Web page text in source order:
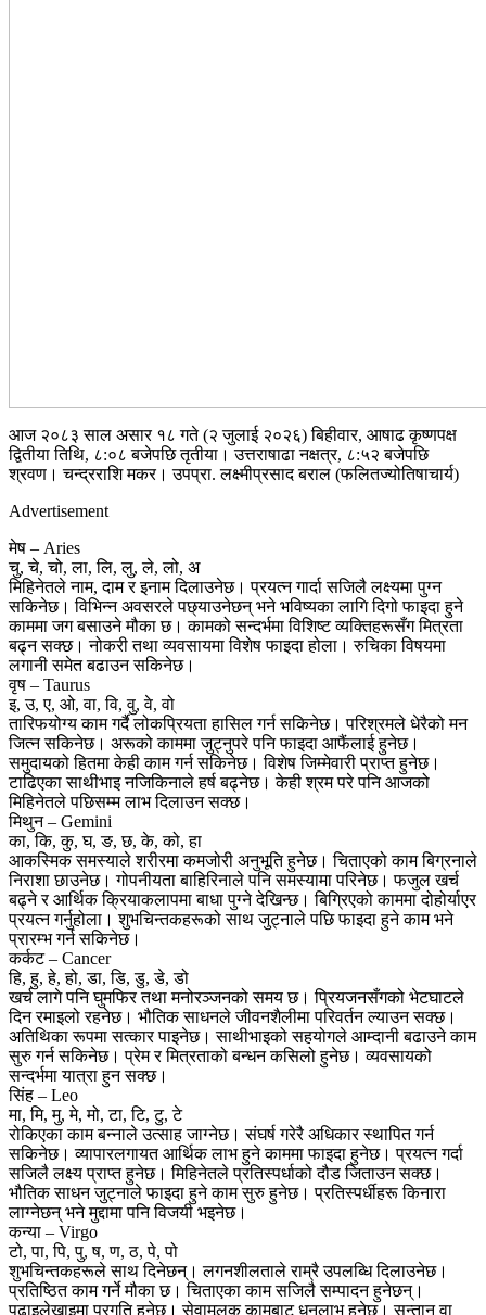
आज २०८३ साल असार १८ गते (२ जुलाई २०२६) बिहीवार, आषाढ कृष्णपक्ष
द्वितीया तिथि, ८:०८ बजेपछि तृतीया। उत्तराषाढा नक्षत्र, ८:५२ बजेपछि
श्रवण। चन्द्रराशि मकर। उपप्रा. लक्ष्मीप्रसाद बराल (फलितज्योतिषाचार्य)
Advertisement
मेष – Aries
चु, चे, चो, ला, लि, लु, ले, लो, अ
मिहिनेतले नाम, दाम र इनाम दिलाउनेछ। प्रयत्न गार्दा सजिलै लक्ष्यमा पुग्न
सकिनेछ। विभिन्न अवसरले पछ्याउनेछन् भने भविष्यका लागि दिगो फाइदा हुने
काममा जग बसाउने मौका छ। कामको सन्दर्भमा विशिष्ट व्यक्तिहरूसँग मित्रता
बढ्न सक्छ। नोकरी तथा व्यवसायमा विशेष फाइदा होला। रुचिका विषयमा
लगानी समेत बढाउन सकिनेछ।
वृष – Taurus
इ, उ, ए, ओ, वा, वि, वु, वे, वो
तारिफयोग्य काम गर्दै लोकप्रियता हासिल गर्न सकिनेछ। परिश्रमले धेरैको मन
जित्न सकिनेछ। अरूको काममा जुट्नुपरे पनि फाइदा आफैंलाई हुनेछ।
समुदायको हितमा केही काम गर्न सकिनेछ। विशेष जिम्मेवारी प्राप्त हुनेछ।
टाढिएका साथीभाइ नजिकिनाले हर्ष बढ्नेछ। केही श्रम परे पनि आजको
मिहिनेतले पछिसम्म लाभ दिलाउन सक्छ।
मिथुन – Gemini
का, कि, कु, घ, ङ, छ, के, को, हा
आकस्मिक समस्याले शरीरमा कमजोरी अनुभूति हुनेछ। चिताएको काम बिग्रनाले
निराशा छाउनेछ। गोपनीयता बाहिरिनाले पनि समस्यामा परिनेछ। फजुल खर्च
बढ्ने र आर्थिक क्रियाकलापमा बाधा पुग्ने देखिन्छ। बिग्रिएको काममा दोहोर्याएर
प्रयत्न गर्नुहोला। शुभचिन्तकहरूको साथ जुट्नाले पछि फाइदा हुने काम भने
प्रारम्भ गर्न सकिनेछ।
कर्कट – Cancer
हि, हु, हे, हो, डा, डि, डु, डे, डो
खर्च लागे पनि घुमफिर तथा मनोरञ्जनको समय छ। प्रियजनसँगको भेटघाटले
दिन रमाइलो रहनेछ। भौतिक साधनले जीवनशैलीमा परिवर्तन ल्याउन सक्छ।
अतिथिका रूपमा सत्कार पाइनेछ। साथीभाइको सहयोगले आम्दानी बढाउने काम
सुरु गर्न सकिनेछ। प्रेम र मित्रताको बन्धन कसिलो हुनेछ। व्यवसायको
सन्दर्भमा यात्रा हुन सक्छ।
सिंह – Leo
मा, मि, मु, मे, मो, टा, टि, टु, टे
रोकिएका काम बन्नाले उत्साह जाग्नेछ। संघर्ष गरेरै अधिकार स्थापित गर्न
सकिनेछ। व्यापारलगायत आर्थिक लाभ हुने काममा फाइदा हुनेछ। प्रयत्न गर्दा
सजिलै लक्ष्य प्राप्त हुनेछ। मिहिनेतले प्रतिस्पर्धाको दौड जिताउन सक्छ।
भौतिक साधन जुट्नाले फाइदा हुने काम सुरु हुनेछ। प्रतिस्पर्धीहरू किनारा
लाग्नेछन् भने मुद्दामा पनि विजयी भइनेछ।
कन्या – Virgo
टो, पा, पि, पु, ष, ण, ठ, पे, पो
शुभचिन्तकहरूले साथ दिनेछन्। लगनशीलताले राम्रै उपलब्धि दिलाउनेछ।
प्रतिष्ठित काम गर्ने मौका छ। चिताएका काम सजिलै सम्पादन हुनेछन्।
पढाइलेखाइमा प्रगति हुनेछ। सेवामूलक कामबाट धनलाभ हुनेछ। सन्तान वा